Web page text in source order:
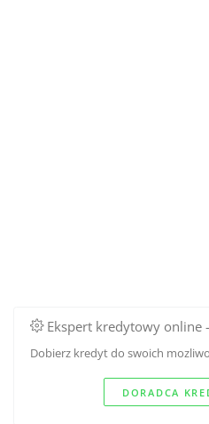
Ekspert kredytowy online
Dobierz kredyt do swoich
DORADCA